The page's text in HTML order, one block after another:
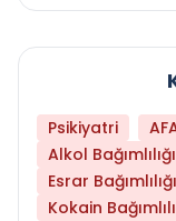
Psikiyatri
Alkol Bağımlılığı
Esrar Bağımlılığı
Kokain